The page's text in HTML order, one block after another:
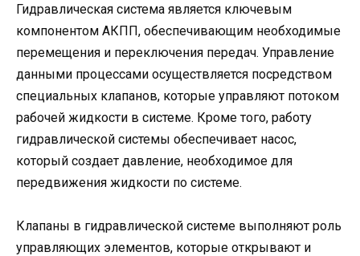
Гидравлическая система является ключевым
компонентом АКПП, обеспечивающим необходимые
перемещения и переключения передач. Управление
данными процессами осуществляется посредством
специальных клапанов, которые управляют потоком
рабочей жидкости в системе. Кроме того, работу
гидравлической системы обеспечивает насос,
который создает давление, необходимое для
передвижения жидкости по системе.
Клапаны в гидравлической системе выполняют роль
управляющих элементов, которые открывают и